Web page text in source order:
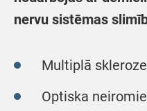
nervu sistēmas
Multiplā
Optiska